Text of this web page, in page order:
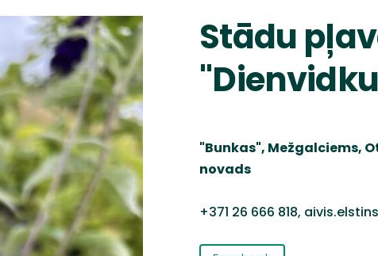
Stādu
"Bunkas", Mežgalciems,
novads
+371 26 666 818,